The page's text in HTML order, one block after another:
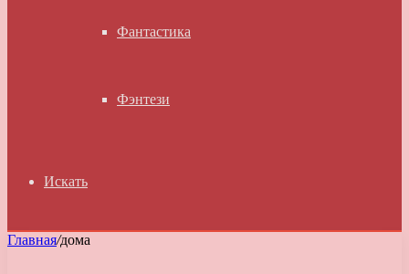
Фантастика
Фэнтези
Искать
Главная/дома